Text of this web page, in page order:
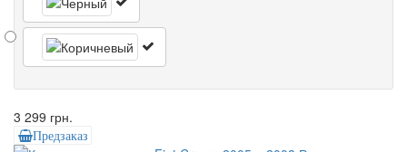
3 299 грн.
Предзаказ